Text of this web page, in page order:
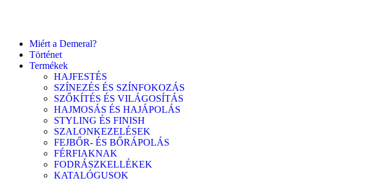
Miért a Demeral?
Történet
Termékek
HAJFESTÉS
SZÍNEZÉS ÉS SZÍNFOKOZÁS
SZŐKÍTÉS ÉS VILÁGOSÍTÁS
HAJMOSÁS ÉS HAJÁPOLÁS
STYLING ÉS FINISH
SZALONKEZELÉSEK
FEJBŐR- ÉS BŐRÁPOLÁS
FÉRFIAKNAK
FODRÁSZKELLÉKEK
KATALÓGUSOK